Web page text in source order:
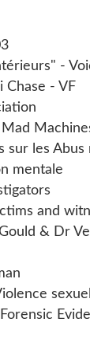
-
Chase - VF
sur les Abus
mentale
and
& Dr